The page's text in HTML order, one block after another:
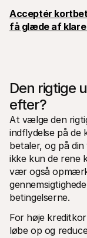
Acceptér
få glæde af
Den rigtige
efter?
At vælge den
indflydelse på de
betaler, og på
ikke kun de rene
vær også
betingelserne.
For høje
løbe op og